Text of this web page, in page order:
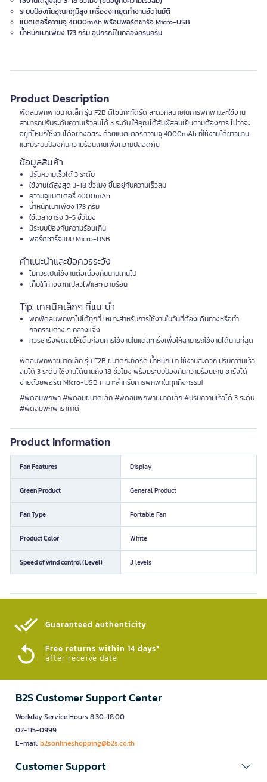
ระบบป้องกันอุณหภูมิสูง เครื่องจะหยุดทำงานอัตโนมัติ
แบตเตอรี่ความจุ 4000mAh พร้อมพอร์ตชาร์จ Micro-USB
น้ำหนักเบาเพียง 173 กรัม อุปกรณ์ในกล่องครบครัน
Product Description
พัดลมพกพาขนาดเล็ก รุ่น F2B ดีไซน์กะทัดรัด สะดวกสบายในการพกพาและใช้งาน
สามารถปรับระดับความเร็วลมได้ 3 ระดับ ให้คุณได้สัมผัสลมเย็นตามต้องการ ไม่ว่าจะ
อยู่ที่ไหนก็ใช้งานได้อย่างอิสระ ด้วยแบตเตอรี่ความจุ 4000mAh ที่ใช้งานได้ยาวนาน
และมีระบบป้องกันความร้อนเกินเพื่อความปลอดภัย
ข้อมูลสินค้า
ปรับความเร็วได้ 3 ระดับ
ใช้งานได้สูงสุด 3-18 ชั่วโมง ขึ้นอยู่กับความเร็วลม
ความจุแบตเตอรี่ 4000mAh
น้ำหนักเบาเพียง 173 กรัม
ใช้เวลาชาร์จ 3-5 ชั่วโมง
มีระบบป้องกันความร้อนเกิน
พอร์ตชาร์จแบบ Micro-USB
คำแนะนำและข้อควรระวัง
ไม่ควรเปิดใช้งานต่อเนื่องกันนานเกินไป
เก็บให้ห่างจากเปลวไฟและความร้อน
Tip. เทคนิคเล็กๆ ที่แนะนำ
พกพัดลมพกพาไปได้ทุกที่ เหมาะสำหรับการใช้งานในวันที่ต้องเดินทางหรือทำ
กิจกรรมต่าง ๆ กลางแจ้ง
ควรชาร์จพัดลมให้เต็มก่อนการใช้งานในแต่ละครั้งเพื่อให้สามารถใช้งานได้นานที่สุด
พัดลมพกพาขนาดเล็ก รุ่น F2B ขนาดกะทัดรัด น้ำหนักเบา ใช้งานสะดวก ปรับความเร็ว
ลมได้ 3 ระดับ ใช้งานได้นานถึง 18 ชั่วโมง พร้อมระบบป้องกันความร้อนเกิน ชาร์จได้
ง่ายด้วยพอร์ต Micro-USB เหมาะสำหรับการพกพาในทุกกิจกรรม!
#พัดลมพกพา #พัดลมขนาดเล็ก #พัดลมพกพาขนาดเล็ก #ปรับความเร็วได้ 3 ระดับ
#พัดลมพกพาราคาดี
Product Information
Fan Features Display
Green Product General Product
Fan Type Portable Fan
Product Color White
Speed of wind control (Level) 3 levels
Guaranteed authenticity​
Free returns within 14 days*
after receive date
B2S Customer Support Center
Workday Service Hours 8.30-18.00
02-115-0999
E-mail:b2sonlineshopping@b2s.co.th
Customer Support